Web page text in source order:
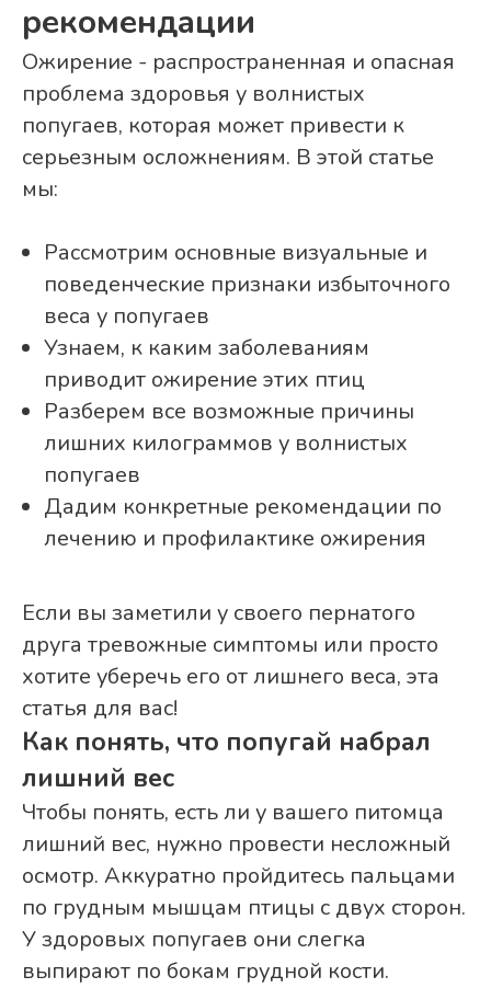
рекомендации
Ожирение - распространенная и опасная
проблема здоровья у волнистых
попугаев, которая может привести к
серьезным осложнениям. В этой статье
мы:
Рассмотрим основные визуальные и
поведенческие признаки избыточного
веса у попугаев
Узнаем, к каким заболеваниям
приводит ожирение этих птиц
Разберем все возможные причины
лишних килограммов у волнистых
попугаев
Дадим конкретные рекомендации по
лечению и профилактике ожирения
Если вы заметили у своего пернатого
друга тревожные симптомы или просто
хотите уберечь его от лишнего веса, эта
статья для вас!
Как понять, что попугай набрал
лишний вес
Чтобы понять, есть ли у вашего питомца
лишний вес, нужно провести несложный
осмотр. Аккуратно пройдитесь пальцами
по грудным мышцам птицы с двух сторон.
У здоровых попугаев они слегка
выпирают по бокам грудной кости.